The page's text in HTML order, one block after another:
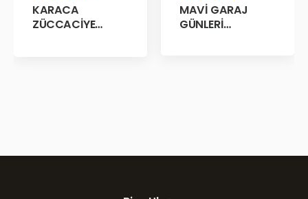
KARACA
ZÜCCACİYE
MAVİ GARAJ
GÜNLERİ